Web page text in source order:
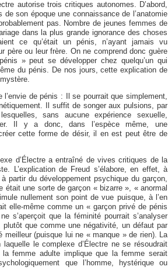
autorise trois critiques autonomes. D’abord,
de son époque une connaissance de l’anatomie
pas. Nombre de jeunes femmes de
dans la plus grande ignorance des choses
ce qu’était un pénis, n’ayant jamais vu
père ou leur frère. On ne comprend donc guère
» peut se développer chez quelqu’un qui
du pénis. De nos jours, cette explication de
l’envie de pénis : Il se pourrait que simplement,
Il suffit de songer aux pulsions, par
sans aucune expérience sexuelle,
Il y a donc, dans l’espèce même, une
cette forme de désir, il en est peut être de
d’Électre a entraîné de vives critiques de la
L’explication de Freud s’élabore, en effet, à
partir du développement psychique du garçon,
était une sorte de garçon « bizarre », « anormal
nullement son point de vue puisque, à l’en
elle-même comme un « garçon privé de pénis
s’aperçoit que la féminité pourrait s’analyser
que comme une négativité, un défaut par
meilleur (puisque lui ne « manque » de rien). La
laquelle le complexe d’Électre ne se résoudrait
femme adulte implique que la femme serait
que l’homme, hystérique ou